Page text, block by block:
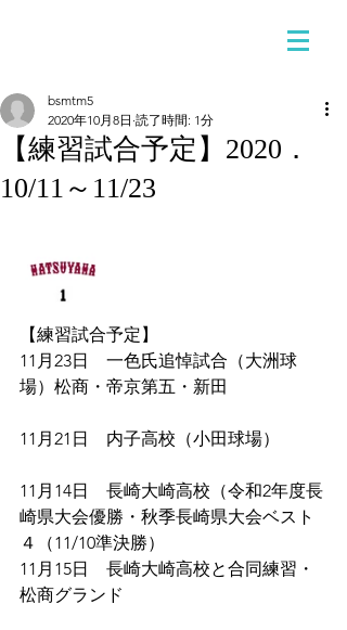
【練習試合予定】2020．
10/11～11/23
bsmtm5
2020年10月8日 読了時間: 1分
【練習試合予定】
11月23日　一色氏追悼試合（大洲球
場）松商・帝京第五・新田
11月21日　内子高校（小田球場）
11月14日　長崎大崎高校（令和2年度長
崎県大会優勝・秋季長崎県大会ベスト
４（11/10準決勝）
11月15日　長崎大崎高校と合同練習・
松商グランド